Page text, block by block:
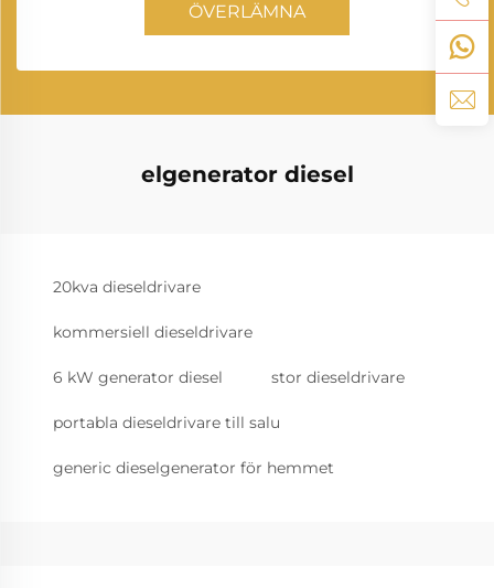
ÖVERLÄMNA
elgenerator diesel
20kva dieseldrivare
kommersiell dieseldrivare
6 kW generator diesel stor dieseldrivare
portabla dieseldrivare till salu
generic dieselgenerator för hemmet